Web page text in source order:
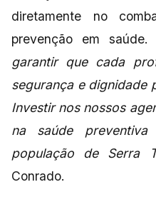
diretamente no
prevenção em saúde.
garantir que cada
segurança e dignidade
Investir nos nossos
na saúde
população de Serra
Conrado.